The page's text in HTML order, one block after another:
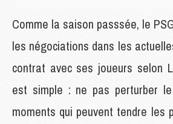
Comme la saison passsée, le
les négociations dans les
contrat avec ses joueurs selon
est simple : ne pas perturber
moments qui peuvent tendre les